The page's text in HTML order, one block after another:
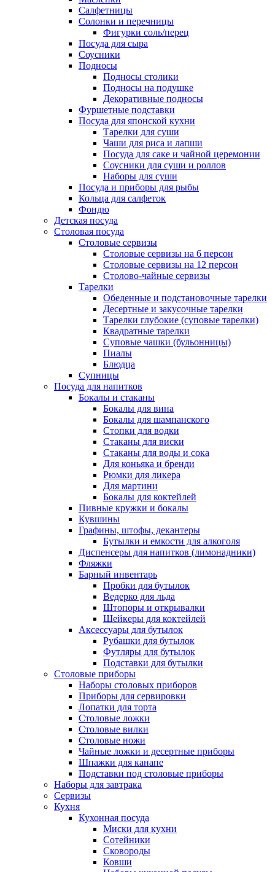
Салфетницы
Солонки и перечницы
Фигурки соль/перец
Посуда для сыра
Соусники
Подносы
Подносы столики
Подносы на подушке
Декоративные подносы
Фуршетные подставки
Посуда для японской кухни
Тарелки для суши
Чаши для риса и лапши
Посуда для саке и чайной церемонии
Соусники для суши и роллов
Наборы для суши
Посуда и приборы для рыбы
Кольца для салфеток
Фондю
Детская посуда
Столовая посуда
Столовые сервизы
Столовые сервизы на 6 персон
Столовые сервизы на 12 персон
Столово-чайные сервизы
Тарелки
Обеденные и подстановочные тарелки
Десертные и закусочные тарелки
Тарелки глубокие (суповые тарелки)
Квадратные тарелки
Суповые чашки (бульонницы)
Пиалы
Блюдца
Супницы
Посуда для напитков
Бокалы и стаканы
Бокалы для вина
Бокалы для шампанского
Стопки для водки
Стаканы для виски
Стаканы для воды и сока
Для коньяка и бренди
Рюмки для ликера
Для мартини
Бокалы для коктейлей
Пивные кружки и бокалы
Кувшины
Графины, штофы, декантеры
Бутылки и емкости для алкоголя
Диспенсеры для напитков (лимонадники)
Фляжки
Барный инвентарь
Пробки для бутылок
Ведерко для льда
Штопоры и открывалки
Шейкеры для коктейлей
Аксессуары для бутылок
Рубашки для бутылок
Футляры для бутылок
Подставки для бутылки
Столовые приборы
Наборы столовых приборов
Приборы для сервировки
Лопатки для торта
Столовые ложки
Столовые вилки
Столовые ножи
Чайные ложки и десертные приборы
Шпажки для канапе
Подставки под столовые приборы
Наборы для завтрака
Сервизы
Кухня
Кухонная посуда
Миски для кухни
Сотейники
Сковороды
Ковши